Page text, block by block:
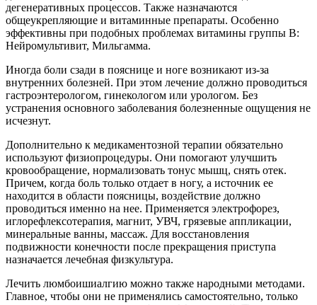
дегенеративных процессов. Также назначаются
общеукрепляющие и витаминные препараты. Особенно
эффективны при подобных проблемах витамины группы В:
Нейромультивит, Мильгамма.
Иногда боли сзади в пояснице и ноге возникают из-за
внутренних болезней. При этом лечение должно проводиться
гастроэнтерологом, гинекологом или урологом. Без
устранения основного заболевания болезненные ощущения не
исчезнут.
Дополнительно к медикаментозной терапии обязательно
используют физиопроцедуры. Они помогают улучшить
кровообращение, нормализовать тонус мышц, снять отек.
Причем, когда боль только отдает в ногу, а источник ее
находится в области поясницы, воздействие должно
проводиться именно на нее. Применяется электрофорез,
иглорефлексотерапия, магнит, УВЧ, грязевые аппликации,
минеральные ванны, массаж. Для восстановления
подвижности конечности после прекращения приступа
назначается лечебная физкультура.
Лечить люмбоишиалгию можно также народными методами.
Главное, чтобы они не применялись самостоятельно, только